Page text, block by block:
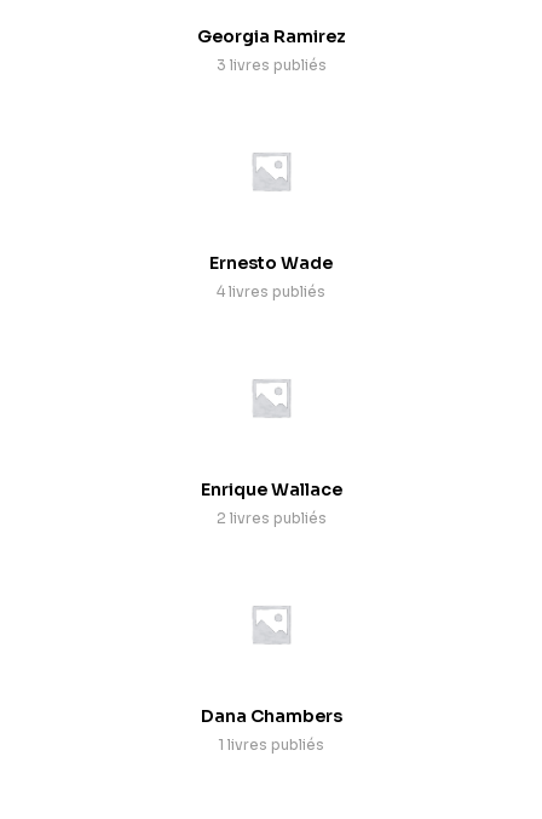
Georgia Ramirez
3 livres publiés
Ernesto Wade
4 livres publiés
Enrique Wallace
2 livres publiés
Dana Chambers
1 livres publiés